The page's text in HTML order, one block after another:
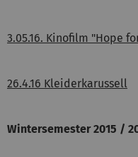
3.05.16. Kinofilm "Hope
26.4.16 Kleiderkarussell
Wintersemester 2015 /